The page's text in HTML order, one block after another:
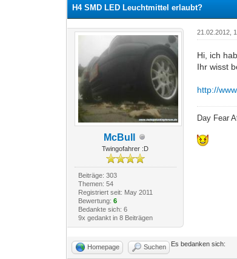
H4 SMD LED Leuchtmittel erlaubt?
McBull
Twingofahrer :D
Beiträge: 303
Themen: 54
Registriert seit: May 2011
Bewertung: 6
Bedankte sich: 6
9x gedankt in 8 Beiträgen
21.02.2012,
Hi, ich
Ihr wisst
http://
Day Fear
Homepage Suchen Es bedanken sich: